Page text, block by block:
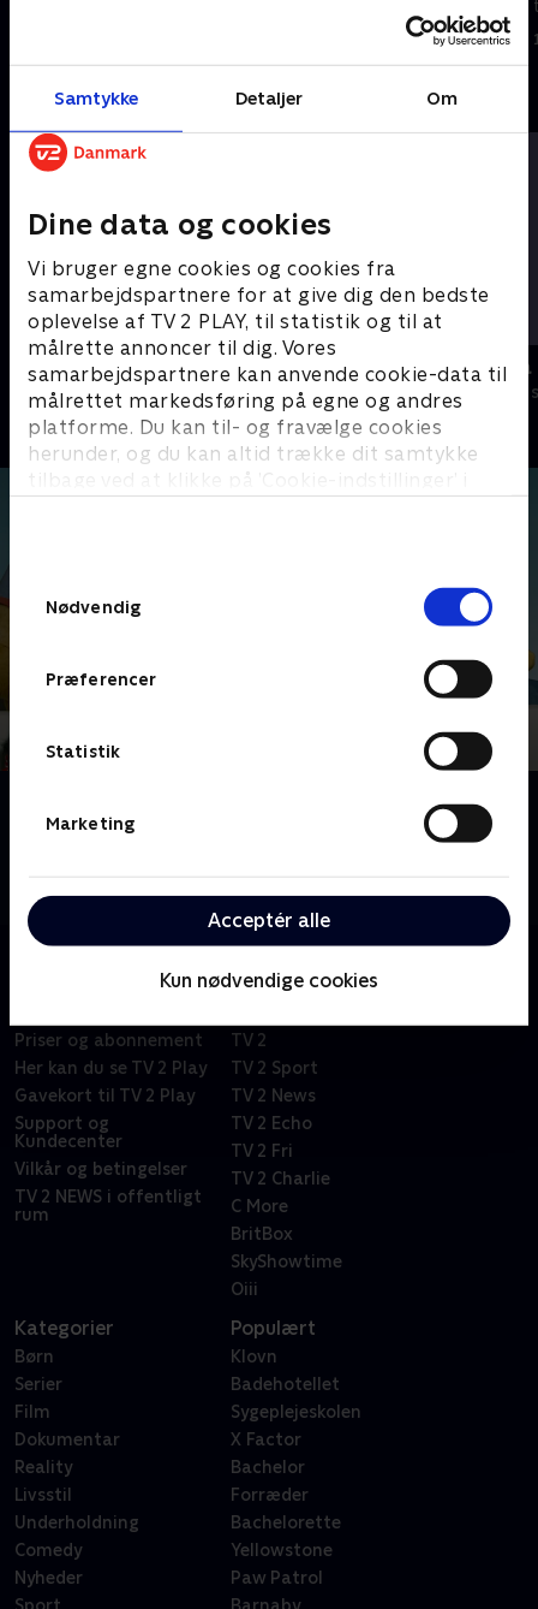
Samtykke Detaljer Om
Dine data og cookies
Vi bruger egne cookies og cookies fra
samarbejdspartnere for at give dig den bedste
oplevelse af TV 2 PLAY, til statistik og til at
målrette annoncer til dig. Vores
samarbejdspartnere kan anvende cookie-data til
målrettet markedsføring på egne og andres
platforme. Du kan til- og fravælge cookies
herunder, og du kan altid trække dit samtykke
tilbage ved at klikke på ’Cookie-indstillinger’ i
Nødvendig
Præferencer
Statistik
Marketing
Acceptér alle
Kun nødvendige cookies
og opfindsomme figurer
1. maj 2023 • 11 min
Andre så også
Brandmand Sam
Børneserier • 1 sæsoner
Miniteve:
Børneserier • 1
'Tagkammeraterne' er som et stort, dejligt kram til
bande vilde og opfindsomme figurer.
Priser og abonnement
Her kan du se TV 2 Play
Gavekort til TV 2 Play
Support og
Kundecenter
Vilkår og betingelser
TV 2 NEWS i offentligt
rum
TV 2
TV 2 Sport
TV 2 News
TV 2 Echo
TV 2 Fri
TV 2 Charlie
C More
BritBox
SkyShowtime
Oiii
Kategorier
Børn
Serier
Film
Dokumentar
Reality
Livsstil
Underholdning
Comedy
Nyheder
Populært
Klovn
Badehotellet
Sygeplejeskolen
X Factor
Bachelor
Forræder
Bachelorette
Yellowstone
Paw Patrol